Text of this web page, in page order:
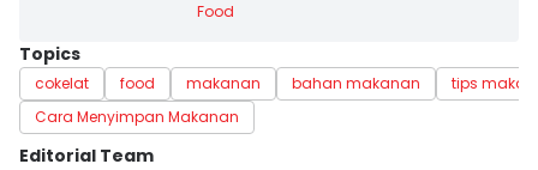
Food
Topics
cokelat food makanan bahan makanan
tips
Cara Menyimpan Makanan
Editorial Team